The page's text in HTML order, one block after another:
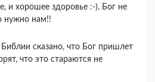
и хорошее здоровье :-). Бог не
нужно нам!!
сказано, что Бог пришлет
что это стараются не